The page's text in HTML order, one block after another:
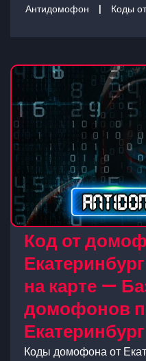
Антидомофон | Коды
Код от
на карте —
домофонов
Екатеринбург
Коды домофона от